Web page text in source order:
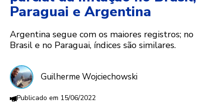
Paraguai e Argentina
Argentina segue com os maiores registros; no
Brasil e no Paraguai, índices são similares.
Guilherme Wojciechowski
15/06/2022